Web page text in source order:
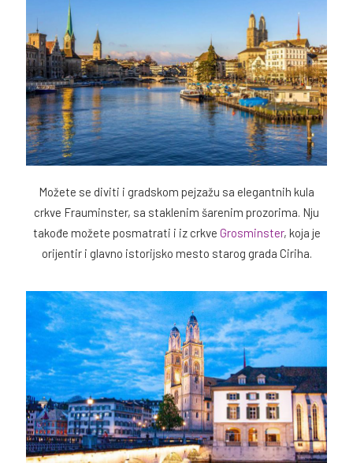
Možete se diviti i gradskom pejzažu sa elegantnih kula
crkve Frauminster, sa staklenim šarenim prozorima. Nju
takođe možete posmatrati i iz crkve Grosminster, koja je
orijentir i glavno istorijsko mesto starog grada Ciriha.